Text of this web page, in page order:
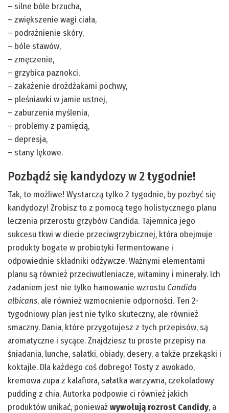
– silne bóle brzucha,
– zwiększenie wagi ciała,
– podrażnienie skóry,
– bóle stawów,
– zmęczenie,
– grzybica paznokci,
– zakażenie drożdżakami pochwy,
– pleśniawki w jamie ustnej,
– zaburzenia myślenia,
– problemy z pamięcią,
– depresja,
– stany lękowe.
Pozbądź się kandydozy w 2 tygodnie!
Tak, to możliwe! Wystarczą tylko 2 tygodnie, by pozbyć się
kandydozy! Zrobisz to z pomocą tego holistycznego planu
leczenia przerostu grzybów Candida. Tajemnica jego
sukcesu tkwi w diecie przeciwgrzybicznej, która obejmuje
produkty bogate w probiotyki fermentowane i
odpowiednie składniki odżywcze. Ważnymi elementami
planu są również przeciwutleniacze, witaminy i minerały. Ich
zadaniem jest nie tylko hamowanie wzrostu Candida
albicans, ale również wzmocnienie odporności. Ten 2-
tygodniowy plan jest nie tylko skuteczny, ale również
smaczny. Dania, które przygotujesz z tych przepisów, są
aromatyczne i sycące. Znajdziesz tu proste przepisy na
śniadania, lunche, sałatki, obiady, desery, a także przekąski i
koktajle. Dla każdego coś dobrego! Tosty z awokado,
kremowa zupa z kalafiora, sałatka warzywna, czekoladowy
pudding z chia. Autorka podpowie ci również jakich
produktów unikać, ponieważwywołują rozrost Candidy, a